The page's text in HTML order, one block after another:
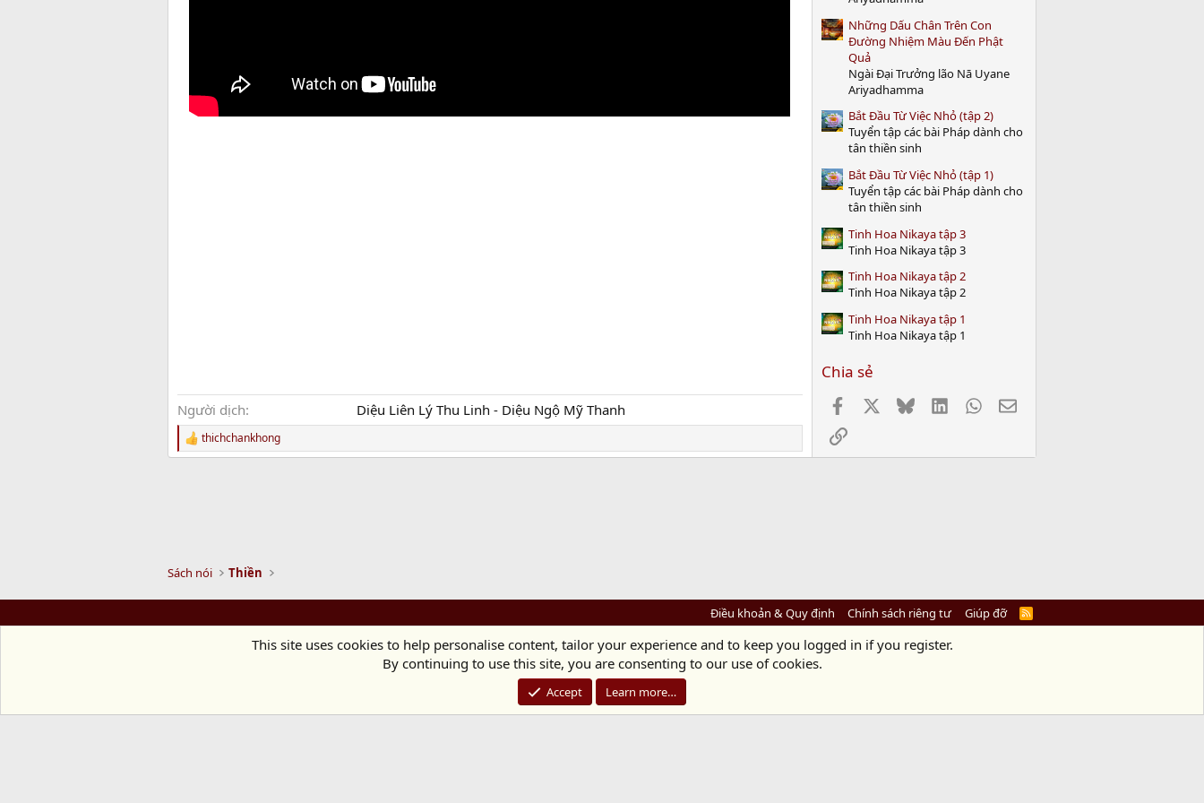
Người dịch Diệu Liên Lý Thu Linh - Diệu Ngộ Mỹ Thanh
R
e
:
thichchankhong
Những Dấu Chân Trên Con
Đường Nhiệm Màu Đến Phật
Quả
Ngài Đại Trưởng lão Nā Uyane
Ariyadhamma
Bắt Đầu Từ Việc Nhỏ (tập 2)
Tuyển tập các bài Pháp dành cho
tân thiền sinh
Bắt Đầu Từ Việc Nhỏ (tập 1)
Tuyển tập các bài Pháp dành cho
tân thiền sinh
Tinh Hoa Nikaya tập 3
Tinh Hoa Nikaya tập 3
Tinh Hoa Nikaya tập 2
Tinh Hoa Nikaya tập 2
Tinh Hoa Nikaya tập 1
Tinh Hoa Nikaya tập 1
Chia sẻ
Facebook Bluesky LinkedInWhatsApp
Email
Link
Sách nói Thiền
Điều khoản & Quy định Chính sách riêng tư Giúp đỡ
R
S
Diệu Pháp Âm
Chùa Diệu Pháp - Số 72/14 Phú Mỹ, Phú Hòa Đông, Củ Chi, TP.HCM (Xem Bản đồ)
Điện thoại: 028.36208438 | Email: bientap@dieuphapam.net
Chủ Nhiệm: Thích Minh Thiền
This site uses cookies to help personalise content, tailor your experience and to keep you logged in if you register.
By continuing to use this site, you are consenting to our use of cookies.
Accept Learn more…